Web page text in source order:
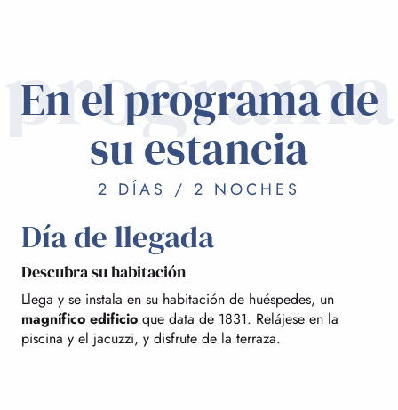
programa
En el programa de
su estancia
2 DÍAS / 2 NOCHES
Día de llegada
Descubra su habitación
Llega y se instala en su habitación de huéspedes, un
magnífico edificio que data de 1831. Relájese en la
piscina y el jacuzzi, y disfrute de la terraza.